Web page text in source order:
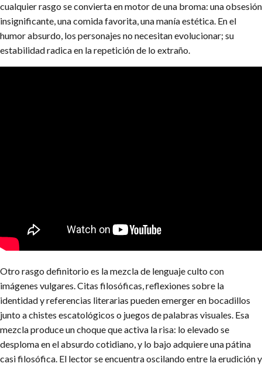
cualquier rasgo se convierta en motor de una broma: una obsesión
insignificante, una comida favorita, una manía estética. En el
humor absurdo, los personajes no necesitan evolucionar; su
estabilidad radica en la repetición de lo extraño.
Otro rasgo definitorio es la mezcla de lenguaje culto con
imágenes vulgares. Citas filosóficas, reflexiones sobre la
identidad y referencias literarias pueden emerger en bocadillos
junto a chistes escatológicos o juegos de palabras visuales. Esa
mezcla produce un choque que activa la risa: lo elevado se
desploma en el absurdo cotidiano, y lo bajo adquiere una pátina
casi filosófica. El lector se encuentra oscilando entre la erudición y